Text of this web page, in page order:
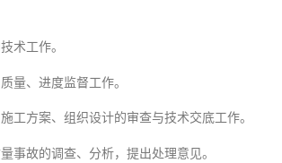
术工作。
量、进度监督工作。
工方案、组织设计的审查与技术交底工作。
事故的调查、分析，提出处理意见。